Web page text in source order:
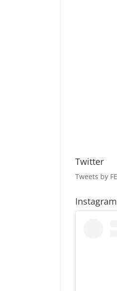
Twitter
Tweets by
Instagram